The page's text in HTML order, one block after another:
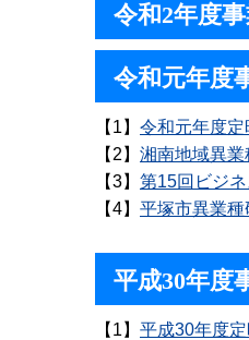
令和2年度
令和元年度
【1】 令和元年度定
【2】 湘南地域異
【3】 第15回ビジ
【4】 平塚市異業
平成30年度
【1】 平成30年度